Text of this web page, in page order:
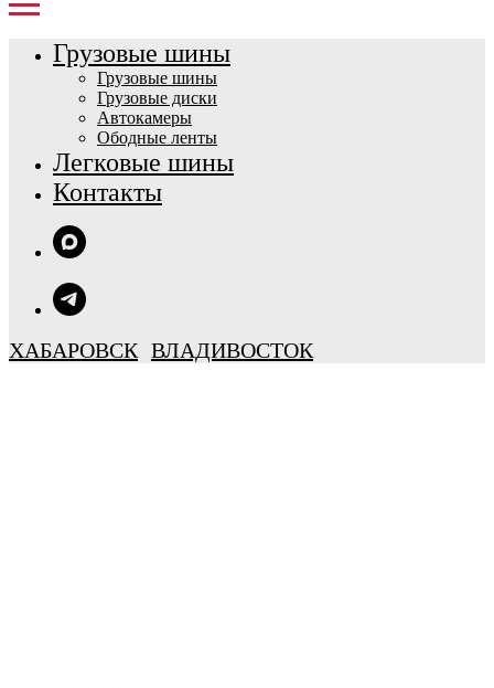
Грузовые шины
Грузовые шины
Грузовые диски
Автокамеры
Ободные ленты
Легковые шины
Контакты
ХАБАРОВСК ВЛАДИВОСТОК